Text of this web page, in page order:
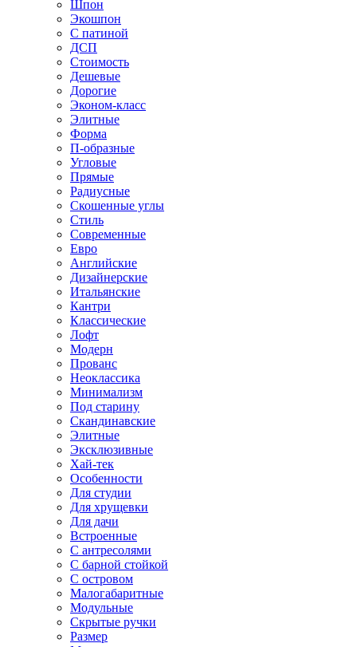
Шпон
Экошпон
С патиной
ДСП
Стоимость
Дешевые
Дорогие
Эконом-класс
Элитные
Форма
П-образные
Угловые
Прямые
Радиусные
Скошенные углы
Стиль
Современные
Евро
Английские
Дизайнерские
Итальянские
Кантри
Классические
Лофт
Модерн
Прованс
Неоклассика
Минимализм
Под старину
Скандинавские
Элитные
Эксклюзивные
Хай-тек
Особенности
Для студии
Для хрущевки
Для дачи
Встроенные
С антресолями
С барной стойкой
С островом
Малогабаритные
Модульные
Скрытые ручки
Размер